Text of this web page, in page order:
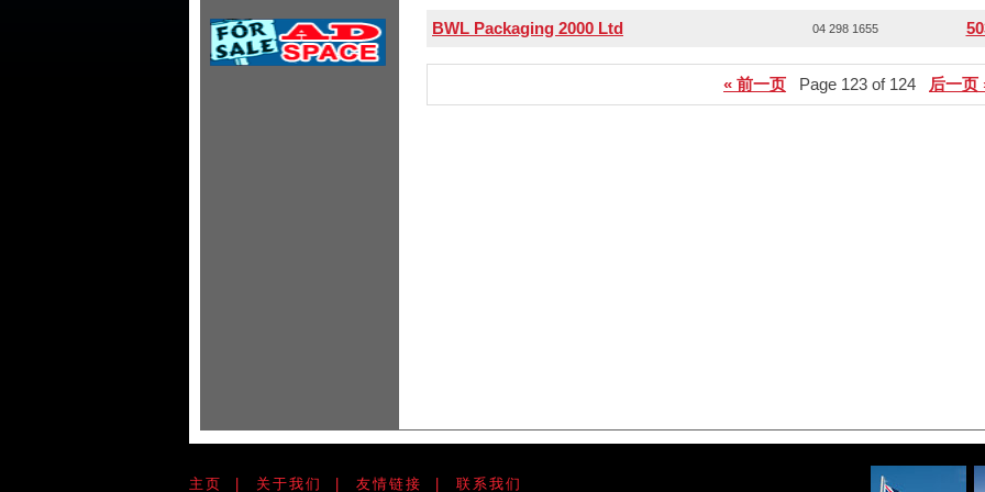
BWL Packaging 2000 Ltd 04 298 1655
« 前一页 Page 123 of 124 后一页
主页 关于我们 友情链接 联系我们